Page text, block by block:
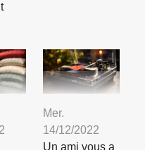
Mer.
14/12/2022
Un ami vous a